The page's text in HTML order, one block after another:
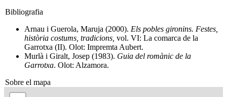
Bibliografia
Arnau i Guerola, Maruja (2000). Els pobles gironins. Festes,
història costums, tradicions, vol. VI: La comarca de la
Garrotxa (II). Olot: Impremta Aubert.
Murlà i Giralt, Josep (1983). Guia del romànic de la
Garrotxa. Olot: Alzamora.
Sobre el mapa